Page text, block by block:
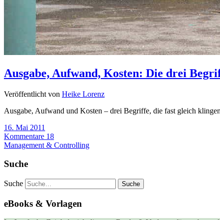
Ausgabe, Aufwand, Kosten: Die drei
Veröffentlicht von Heike Lorenz
Ausgabe, Aufwand und Kosten – drei Begriffe, die fast gleich
16. Mai 2011
Kommentare 18
Management & Controlling
Suche
Suche
eBooks & Vorlagen